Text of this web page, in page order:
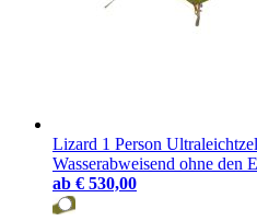
Lizard 1 Person
Wasserabweisend ohne den
ab € 530,00